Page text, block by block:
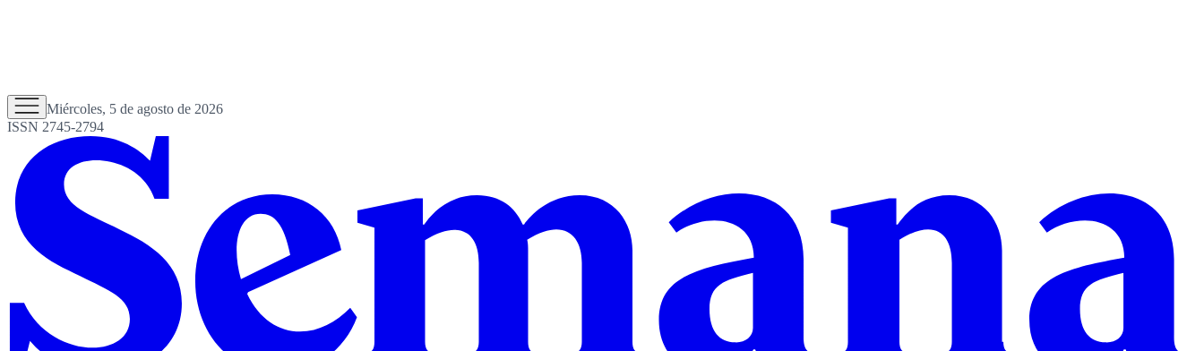
Miércoles, 5 de agosto de 2026
ISSN 2745-2794